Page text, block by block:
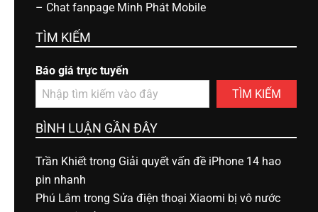
– Chat fanpage Minh Phát Mobile
TÌM KIẾM
Báo giá trực tuyến
TÌM KIẾM
BÌNH LUẬN GẦN ĐÂY
Trần Khiết trong Giải quyết vấn đề iPhone 14 hao
pin nhanh
Phú Lâm trong Sửa điện thoại Xiaomi bị vô nước